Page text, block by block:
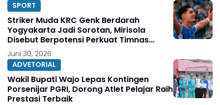
SPORT
Striker Muda KRC Genk Berdarah
Yogyakarta Jadi Sorotan, Mirisola
Disebut Berpotensi Perkuat Timnas
Indonesia
Juni 30, 2026
ADVETORIAL
Wakil Bupati Wajo Lepas Kontingen
Porsenijar PGRI, Dorong Atlet Pelajar Raih
Prestasi Terbaik